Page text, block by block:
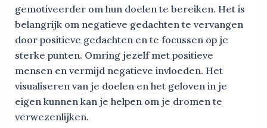
gemotiveerder om hun doelen te bereiken. Het is
belangrijk om negatieve gedachten te vervangen
door positieve gedachten en te focussen op je
sterke punten. Omring jezelf met positieve
mensen en vermijd negatieve invloeden. Het
visualiseren van je doelen en het geloven in je
eigen kunnen kan je helpen om je dromen te
verwezenlijken.